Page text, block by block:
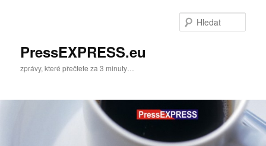
paneluPressEXPRESS.eu
zprávy, které přečtete za 3 minuty…